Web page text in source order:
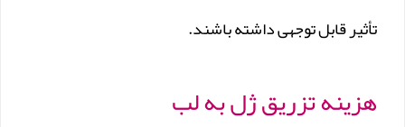
تأثیر قابل توجهی داشته باشند.
هزینه تزریق ژل به لب